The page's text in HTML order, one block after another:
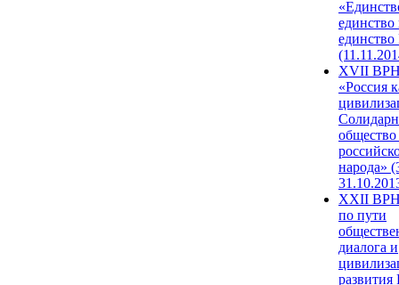
единство
единство
XVII
«Россия
народа»
XXII
по пути
диалога и
развития